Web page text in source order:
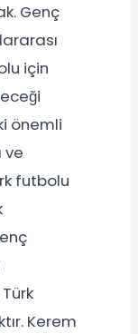
Genç
için
önemli
ve
futbolu
Kerem